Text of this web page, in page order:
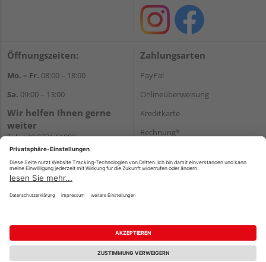
Öffnungszeiten:
Mo. – Fr. 08:00 – 18:00
Sa. 09:00 – 13:00
Wir helfen Ihnen gerne
weiter
Tel.:+49 9771 61880
E-Mail:info@holzland-
niemeyer.de
Zahlungsarten
PayPal
Onlineüberweisung
Kreditkarte
Rechnung*
Versand
Impressum AGB Widerruf
Datenschutz
Reservierungsbedingungen
Vertrag widerrufen